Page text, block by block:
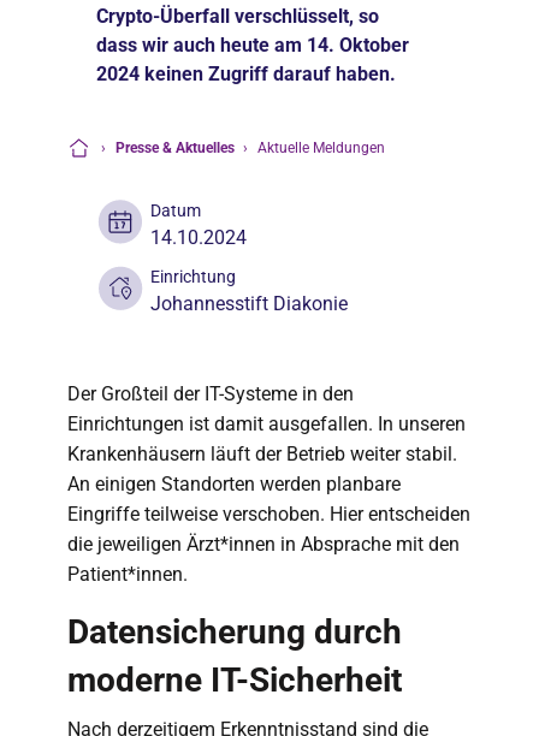
Crypto-Überfall verschlüsselt, so
dass wir auch heute am 14. Oktober
2024 keinen Zugriff darauf haben.
› Presse & Aktuelles › Aktuelle Meldungen
Datum
14.10.2024
Einrichtung
Johannesstift Diakonie
Der Großteil der IT-Systeme in den
Einrichtungen ist damit ausgefallen. In unseren
Krankenhäusern läuft der Betrieb weiter stabil.
An einigen Standorten werden planbare
Eingriffe teilweise verschoben. Hier entscheiden
die jeweiligen Ärzt*innen in Absprache mit den
Patient*innen.
Datensicherung durch
moderne IT-Sicherheit
Nach derzeitigem Erkenntnisstand sind die